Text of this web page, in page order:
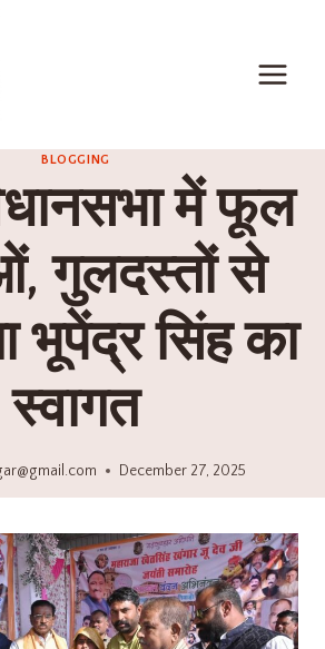
BLOGGING
में फूल
गुलदस्तों से
भूपेंद्र सिंह का
स्वागत
December 27, 2025